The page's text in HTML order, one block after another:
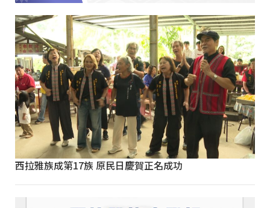
西拉雅族成第17族 原民日慶賀正名成功